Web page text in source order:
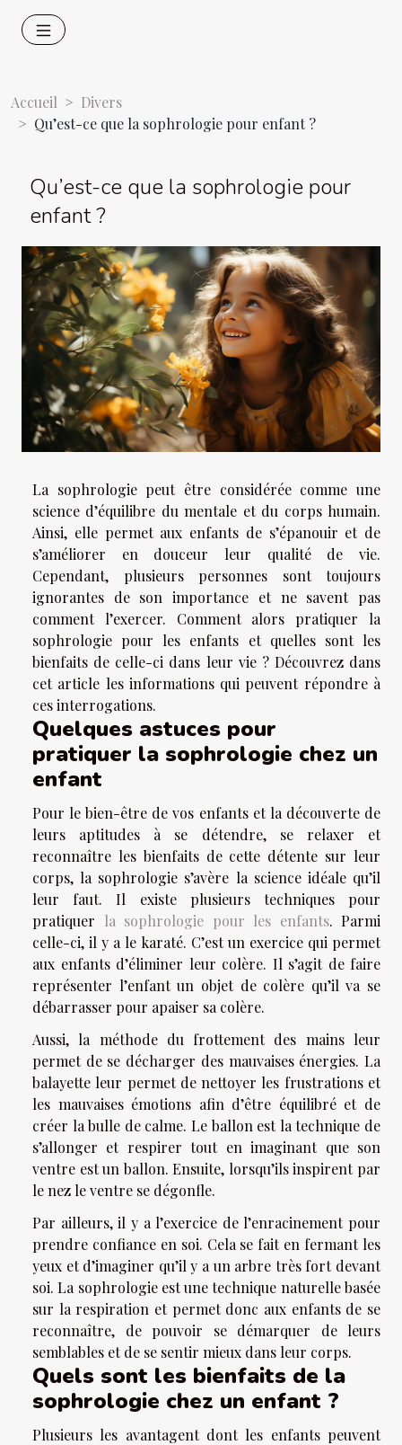
Accueil
Divers
Qu’est-ce que la sophrologie pour enfant ?
Qu’est-ce que la sophrologie pour
enfant ?
La sophrologie peut être considérée comme une
science d’équilibre du mentale et du corps humain.
Ainsi, elle permet aux enfants de s’épanouir et de
s’améliorer en douceur leur qualité de vie.
Cependant, plusieurs personnes sont toujours
ignorantes de son importance et ne savent pas
comment l’exercer. Comment alors pratiquer la
sophrologie pour les enfants et quelles sont les
bienfaits de celle-ci dans leur vie ? Découvrez dans
cet article les informations qui peuvent répondre à
ces interrogations.
Quelques astuces pour
pratiquer la sophrologie chez un
enfant
Pour le bien-être de vos enfants et la découverte de
leurs aptitudes à se détendre, se relaxer et
reconnaître les bienfaits de cette détente sur leur
corps, la sophrologie s’avère la science idéale qu’il
leur faut. Il existe plusieurs techniques pour
pratiquer la sophrologie pour les enfants. Parmi
celle-ci, il y a le karaté. C’est un exercice qui permet
aux enfants d’éliminer leur colère. Il s’agit de faire
représenter l’enfant un objet de colère qu’il va se
débarrasser pour apaiser sa colère.
Aussi, la méthode du frottement des mains leur
permet de se décharger des mauvaises énergies. La
balayette leur permet de nettoyer les frustrations et
les mauvaises émotions afin d’être équilibré et de
créer la bulle de calme. Le ballon est la technique de
s’allonger et respirer tout en imaginant que son
ventre est un ballon. Ensuite, lorsqu’ils inspirent par
le nez le ventre se dégonfle.
Par ailleurs, il y a l’exercice de l’enracinement pour
prendre confiance en soi. Cela se fait en fermant les
yeux et d’imaginer qu’il y a un arbre très fort devant
soi. La sophrologie est une technique naturelle basée
sur la respiration et permet donc aux enfants de se
reconnaître, de pouvoir se démarquer de leurs
semblables et de se sentir mieux dans leur corps.
Quels sont les bienfaits de la
sophrologie chez un enfant ?
Plusieurs les avantagent dont les enfants peuvent